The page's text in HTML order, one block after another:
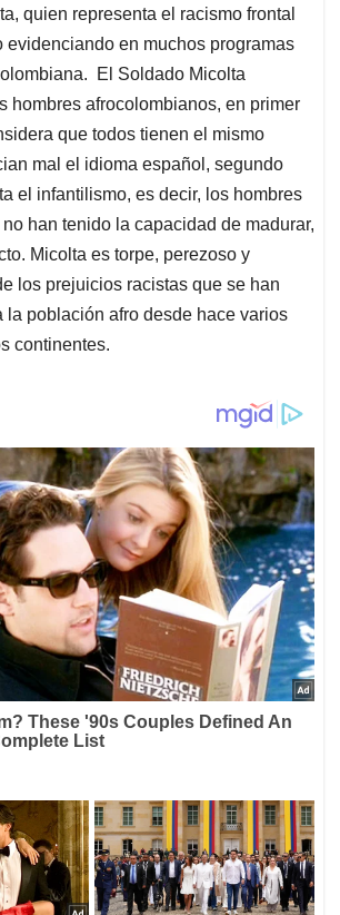
quien representa el racismo frontal
evidenciando en muchos programas
El Soldado Micolta
hombres afrocolombianos, en primer
que todos tienen el mismo
mal el idioma español, segundo
el infantilismo, es decir, los hombres
han tenido la capacidad de madurar,
Micolta es torpe, perezoso y
los prejuicios racistas que se han
la población afro desde hace varios
continentes.